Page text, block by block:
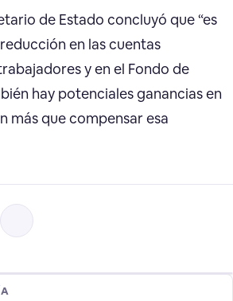
de Estado concluyó que “es
en las cuentas
y en el Fondo de
hay potenciales ganancias en
más que compensar esa